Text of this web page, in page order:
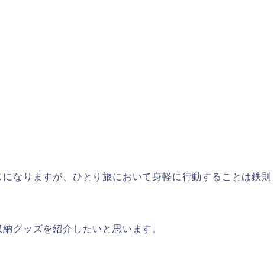
なりますが、ひとり旅において身軽に行動することは鉄則
グッズを紹介したいと思います。